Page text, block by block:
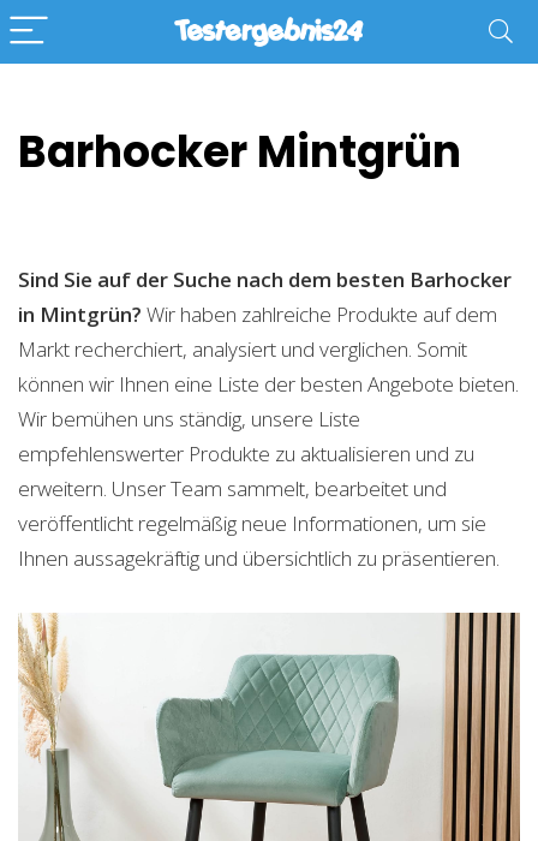
Barhocker Mintgrün
Sind Sie auf der Suche nach dem besten Barhocker
in Mintgrün? Wir haben zahlreiche Produkte auf dem
Markt recherchiert, analysiert und verglichen. Somit
können wir Ihnen eine Liste der besten Angebote bieten.
Wir bemühen uns ständig, unsere Liste
empfehlenswerter Produkte zu aktualisieren und zu
erweitern. Unser Team sammelt, bearbeitet und
veröffentlicht regelmäßig neue Informationen, um sie
Ihnen aussagekräftig und übersichtlich zu präsentieren.